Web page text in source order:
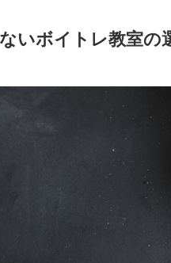
いボイトレ教室の